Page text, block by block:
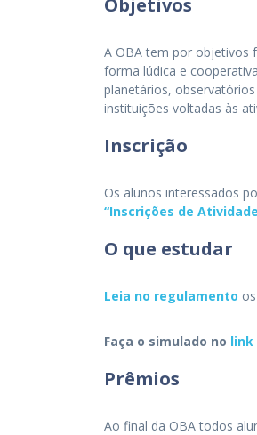
Objetivos
A OBA tem por objetivos
forma lúdica e
planetários,
instituições voltadas às
Inscrição
Os alunos interessados
“Inscrições de
O que estudar
Leia no regulamento
Faça o simulado no link
Prêmios
Ao final da OBA todos